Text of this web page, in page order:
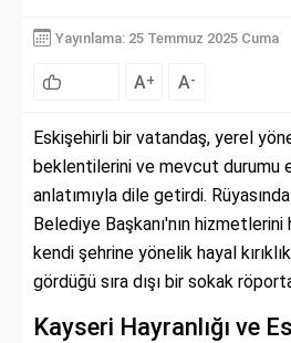
Yayınlama: 25 Temmuz 2025 Cuma
A+ A-
Eskişehirli bir vatandaş, yerel
beklentilerini ve mevcut durumu
anlatımıyla dile getirdi.
Belediye Başkanı'nın hizmetlerini
kendi şehrine yönelik hayal
gördüğü sıra dışı bir sokak
Kayseri Hayranlığı ve